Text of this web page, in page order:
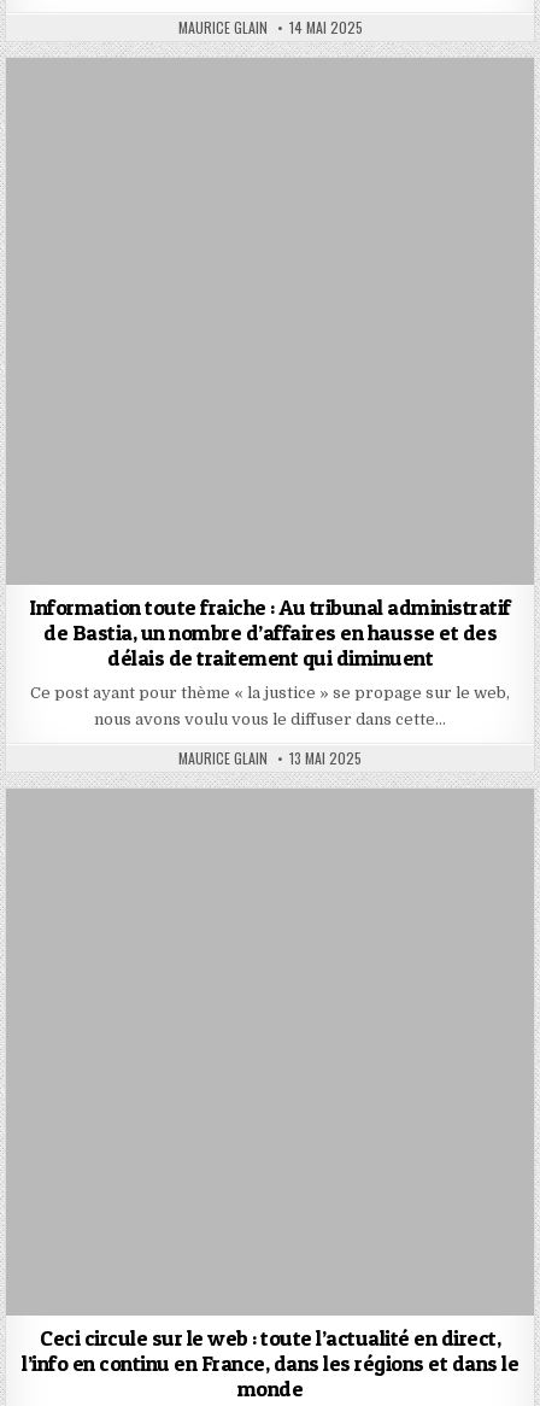
AUTHOR:
MAURICE GLAIN PUBLISHED
DATE:
14 MAI 2025
Information toute fraiche : Au tribunal administratif
de Bastia, un nombre d’affaires en hausse et des
délais de traitement qui diminuent
Ce post ayant pour thème « la justice » se propage sur le web,
nous avons voulu vous le diffuser dans cette…
AUTHOR:
MAURICE GLAIN PUBLISHED
DATE:
13 MAI 2025
Ceci circule sur le web : toute l’actualité en direct,
l’info en continu en France, dans les régions et dans le
monde